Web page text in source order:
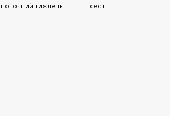
поточний тиждень
сесії